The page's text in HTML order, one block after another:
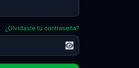
¿Olvidaste tu contraseña?